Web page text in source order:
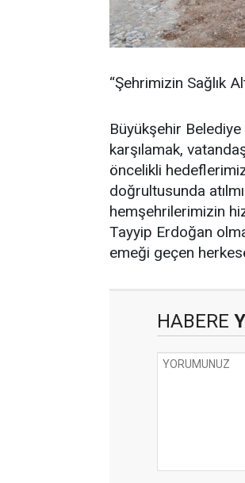
“Şehrimizin Sağlık
Büyükşehir Belediye
karşılamak,
öncelikli
doğrultusunda
hemşehrilerimizin
Tayyip Erdoğan
emeği geçen
HABERE